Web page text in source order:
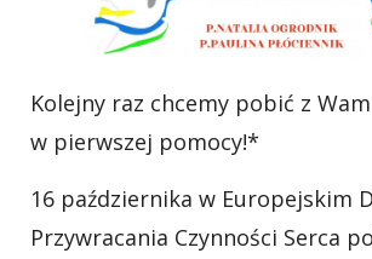
Kolejny raz chcemy pobić z
w pierwszej pomocy!*
16 października w Europejskim
Przywracania Czynności Serca